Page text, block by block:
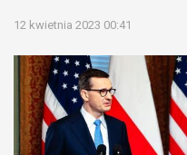
12 kwietnia 2023 00:41